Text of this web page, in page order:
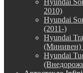
2010)
Hyundai
(2011-)
Hyundai
(Минивен)
Hyundai